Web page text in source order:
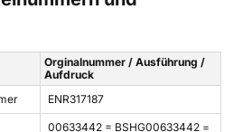
Orginalnummer / Ausführung /
Aufdruck
ENR317187
00633442 = BSHG00633442 =